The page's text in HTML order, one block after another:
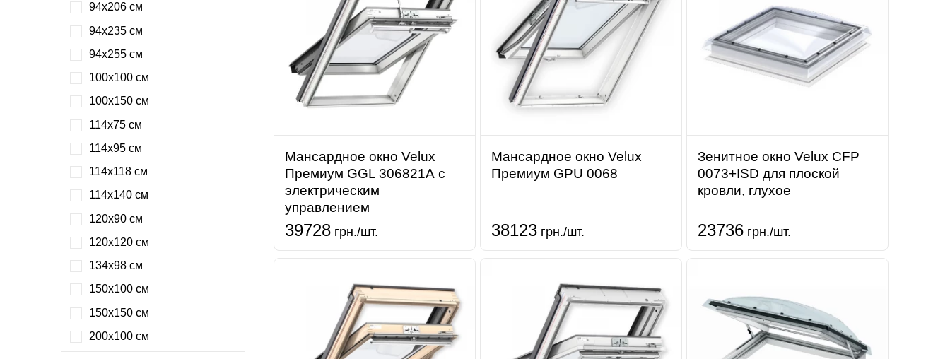
Мансардное окно Velux
Премиум GGL 306821А с
электрическим
управлением
39728 грн./шт.
Мансардное окно Velux
Премиум GPU 0068
38123грн./шт.
Зенитное окно Velux CFP
0073+ISD для плоской
кровли, глухое
23736грн./шт.
94х206 см
94х235 см
94х255 см
100х100 см
100х150 см
114х75 см
114х95 см
114х118 см
114х140 см
120х90 см
120х120 см
134х98 см
150х100 см
150х150 см
200х100 см